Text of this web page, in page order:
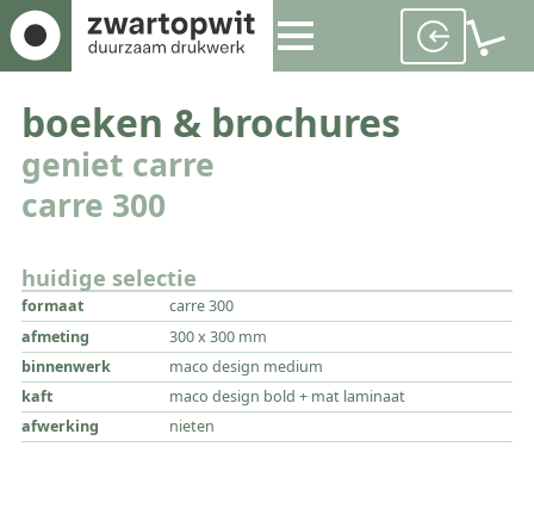
boeken & brochures
geniet carre
carre 300
huidige selectie
formaat
carre 300
afmeting
300 x 300 mm
binnenwerk
maco design medium
kaft
maco design bold + mat laminaat
afwerking
nieten